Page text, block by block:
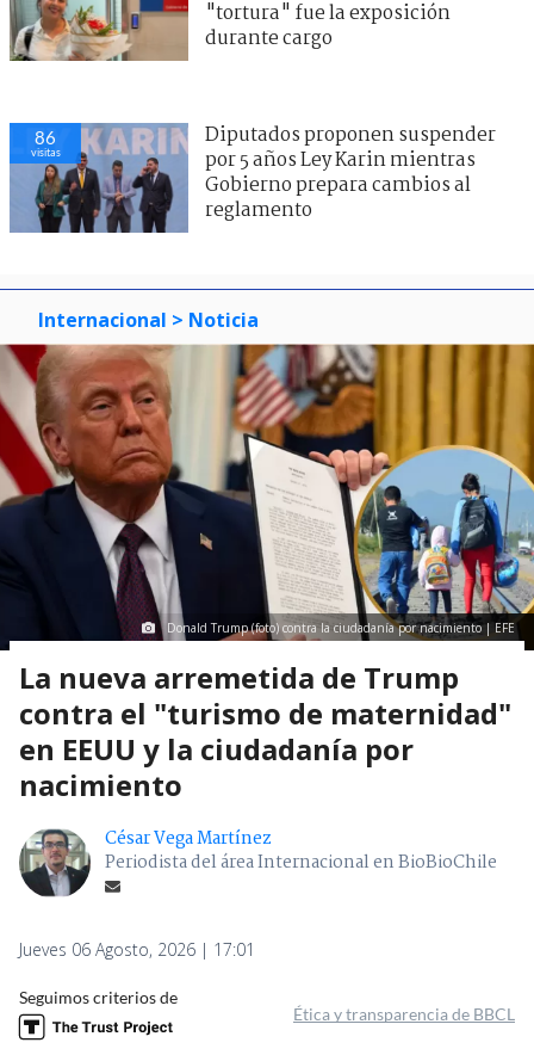
"tortura" fue la exposición
durante cargo
86
visitas
Diputados proponen suspender
por 5 años Ley Karin mientras
Gobierno prepara cambios al
reglamento
Internacional > Noticia
Donald Trump (foto) contra la ciudadanía por nacimiento | EFE
La nueva arremetida de Trump
contra el "turismo de maternidad"
en EEUU y la ciudadanía por
nacimiento
César Vega Martínez
Periodista del área Internacional en BioBioChile
Jueves 06 Agosto, 2026 | 17:01
Seguimos criterios de
Ética y transparencia de BBCL